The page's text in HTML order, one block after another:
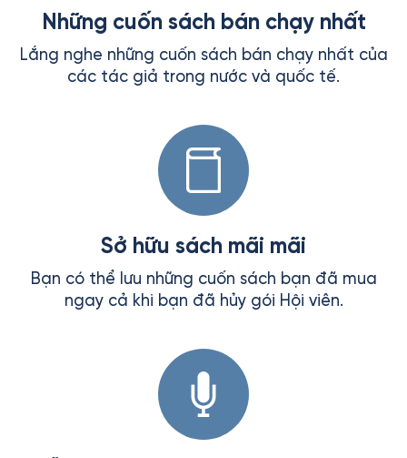
Những cuốn sách bán chạy nhất
Lắng nghe những cuốn sách bán chạy nhất của
các tác giả trong nước và quốc tế.
Sở hữu sách mãi mãi
Bạn có thể lưu những cuốn sách bạn đã mua
ngay cả khi bạn đã hủy gói Hội viên.